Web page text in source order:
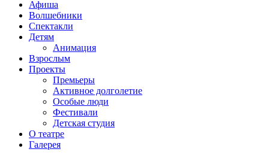
Афиша
Волшебники
Спектакли
Детям
Анимация
Взрослым
Проекты
Премьеры
Активное долголетие
Особые люди
Фестивали
Детская студия
О театре
Галерея